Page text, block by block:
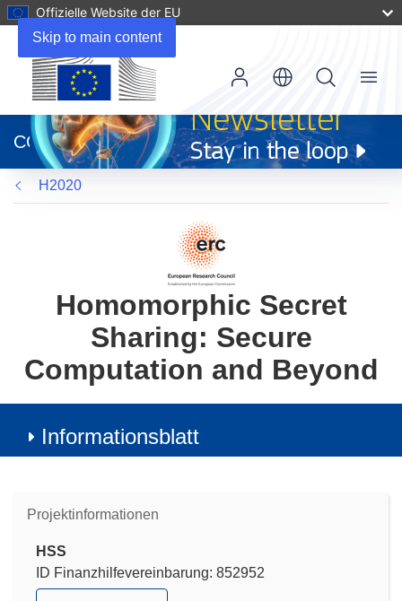
Skip to main content
Offizielle Website der EU
neuem
Fenster)
CORDIS
Menu
H2020
Homomorphic Secret
Sharing: Secure
Computation and Beyond
Informationsblatt
Projektinformationen
HSS
ID Finanzhilfevereinbarung: 852952